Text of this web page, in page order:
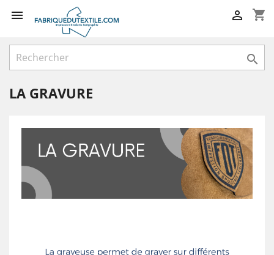
 shopping_cart


LA GRAVURE